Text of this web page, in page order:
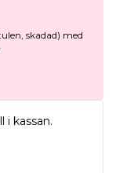
skadad) med
i kassan.